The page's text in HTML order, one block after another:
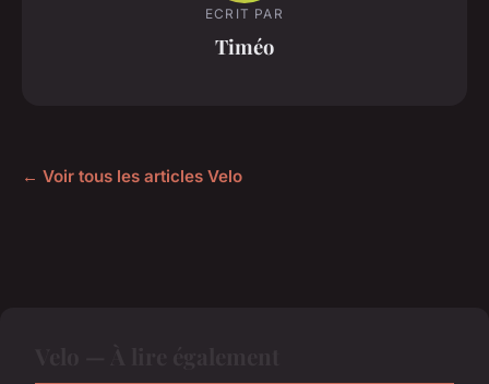
ECRIT PAR
Timéo
← Voir tous les articles Velo